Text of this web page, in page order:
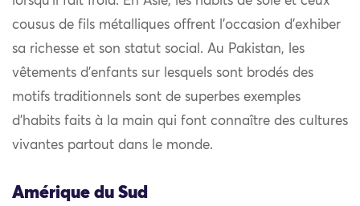
cousus de fils métalliques offrent l’occasion d’exhiber
sa richesse et son statut social. Au Pakistan, les
vêtements d’enfants sur lesquels sont brodés des
motifs traditionnels sont de superbes exemples
d’habits faits à la main qui font connaître des cultures
vivantes partout dans le monde.
Amérique du Sud